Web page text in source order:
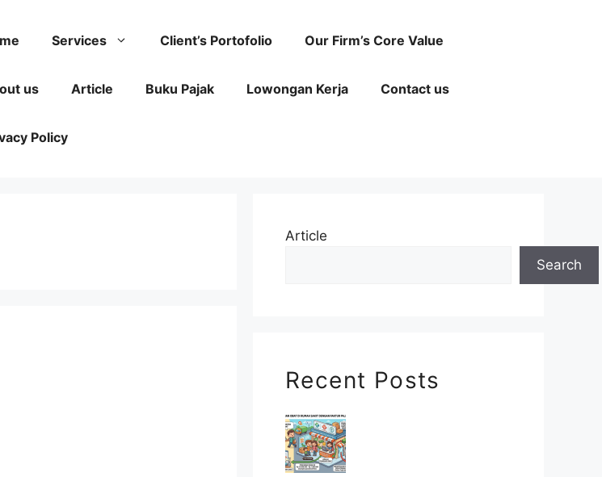
Services Client’s Portofolio Our Firm’s Core Value
us Article Buku Pajak Lowongan Kerja Contact us
Policy
Article
Search
Recent Posts